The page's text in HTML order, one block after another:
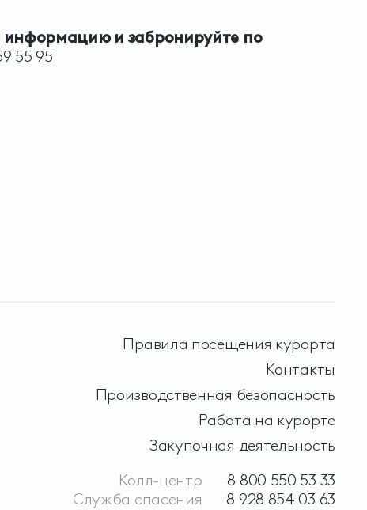
и забронируйте по
55 95
Правила посещения курорта
Контакты
Производственная безопасность
Работа на курорте
Закупочная деятельность
Колл-центр
8 800 550 53 33
Служба спасения
8 928 854 03 63